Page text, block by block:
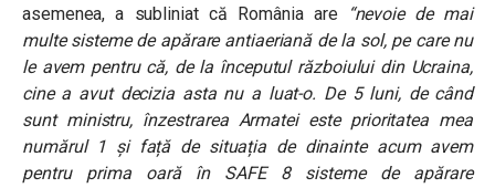
asemenea, a subliniat că România are
“nevoie de mai
multe sisteme de apărare antiaeriană de la sol, pe care nu
le avem pentru că, de la începutul războiului din Ucraina,
cine a avut decizia asta nu a luat-o. De 5 luni, de când
sunt ministru, înzestrarea Armatei este prioritatea mea
numărul 1 și față de situația de dinainte acum avem
pentru prima oară în SAFE 8 sisteme de apărare